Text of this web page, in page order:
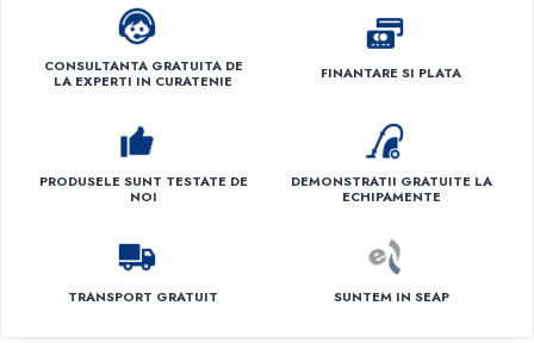
CONSULTANTA GRATUITA DE
LA EXPERTI IN CURATENIE
FINANTARE SI PLATA
PRODUSELE SUNT TESTATE DE
NOI
DEMONSTRATII GRATUITE LA
ECHIPAMENTE
TRANSPORT GRATUIT SUNTEM IN SEAP